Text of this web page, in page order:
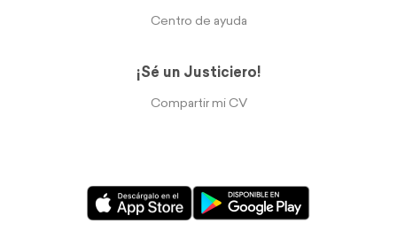
Centro de ayuda
¡Sé un Justiciero!
Compartir mi CV